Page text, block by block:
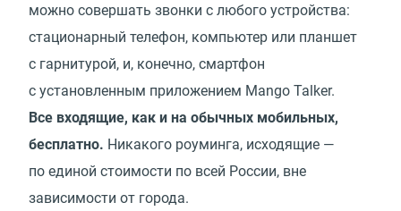
можно совершать звонки с любого устройства:
стационарный телефон, компьютер или планшет
с гарнитурой, и, конечно, смартфон
с установленным приложением Mango Talker.
Все входящие, как и на обычных мобильных,
бесплатно. Никакого роуминга, исходящие —
по единой стоимости по всей России, вне
зависимости от города.